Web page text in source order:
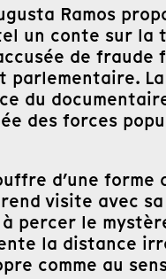
Ramos
un conte sur
de fraude
parlementaire.
du
des forces
d’une forme
visite avec
percer le
la distance
comme au